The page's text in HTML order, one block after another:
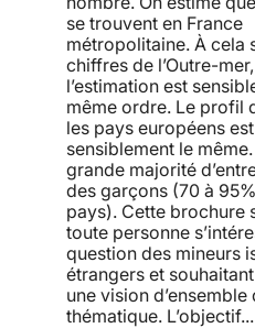
se trouvent en France
métropolitaine. À cela
chiffres de l’Outre-
l’estimation est
même ordre. Le profil
les pays européens est
sensiblement le
grande majorité
des garçons (70 à
pays). Cette brochure
toute personne
question des mineurs
étrangers et
une vision d’ensemble
thématique. L’objectif...